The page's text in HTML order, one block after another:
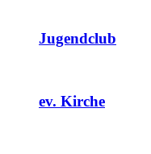
Jugendclub
ev. Kirche